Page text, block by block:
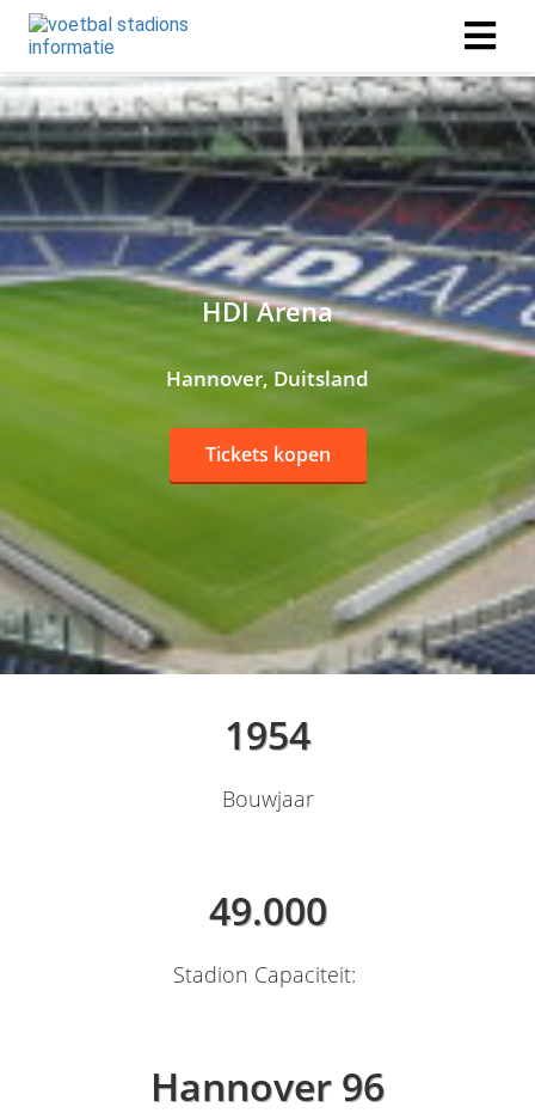
HDI Arena
Hannover, Duitsland
Tickets kopen
1954
Bouwjaar
49.000
Stadion Capaciteit:
Hannover 96